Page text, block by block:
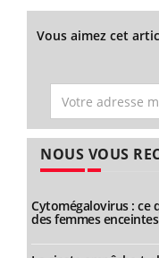
Vous aimez cet
NOUS VOUS
Cytomégalovirus : ce
des femmes enceintes